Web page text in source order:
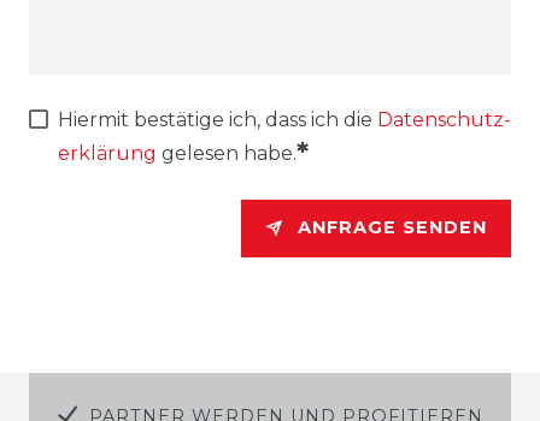
Hiermit bestätige ich, dass ich die Daten­schutz­
erklärung gelesen habe.*
ANFRAGE SENDEN
PARTNER WERDEN UND PROFITIEREN